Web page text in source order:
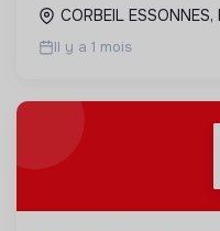
CORBEIL
Il y a 1 mois